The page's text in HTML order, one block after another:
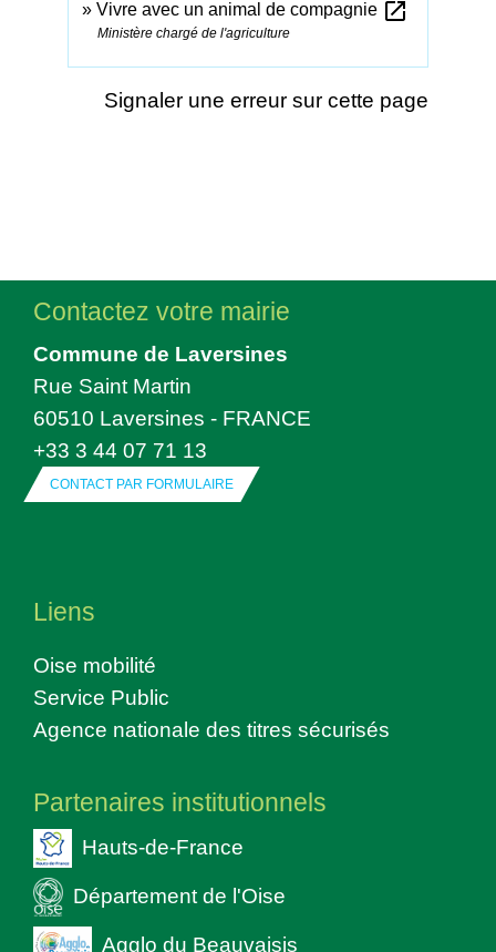
Vivre avec un animal de compagnie open_in_new
Ministère chargé de l'agriculture
Signaler une erreur sur cette page
Contactez votre mairie
Commune de Laversines
Rue Saint Martin
60510 Laversines - FRANCE
+33 3 44 07 71 13
CONTACT PAR FORMULAIRE
Liens
Oise mobilité
Service Public
Agence nationale des titres sécurisés
Partenaires institutionnels
Hauts-de-France
Département de l'Oise
Agglo du Beauvaisis